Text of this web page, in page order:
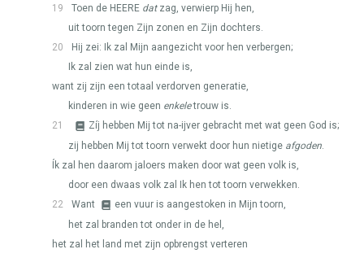
19
Toen de HEERE datzag, verwierp Hij hen,
uit toorn tegen Zijn zonen en Zijn dochters.
20
Hij zei: Ik zal Mijn aangezicht voor hen verbergen;
Ik zal zien wat hun einde is,
want zij zijn een totaal verdorven generatie,
kinderen in wie geen enkeletrouw is.
21
Zíj hebben Mij tot na-ijver gebracht met wat geen God is;
zij hebben Mij tot toorn verwekt door hun nietige afgoden.
Ík zal hen daarom jaloers maken door wat geen volk is,
door een dwaas volk zal Ik hen tot toorn verwekken.
22
Want
een vuur is aangestoken in Mijn toorn,
het zal branden tot onder in de hel,
het zal het land met zijn opbrengst verteren